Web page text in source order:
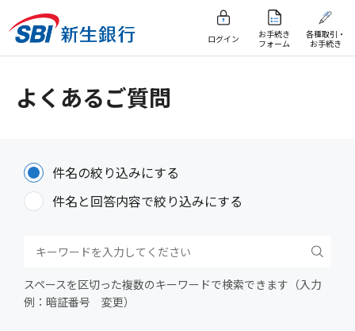
ログイン
お手続き
フォーム
各種取引・
お手続き
よくあるご質問
件名の絞り込みにする
件名と回答内容で絞り込みにする
スペースを区切った複数のキーワードで検索できます（入力
例：暗証番号 変更）